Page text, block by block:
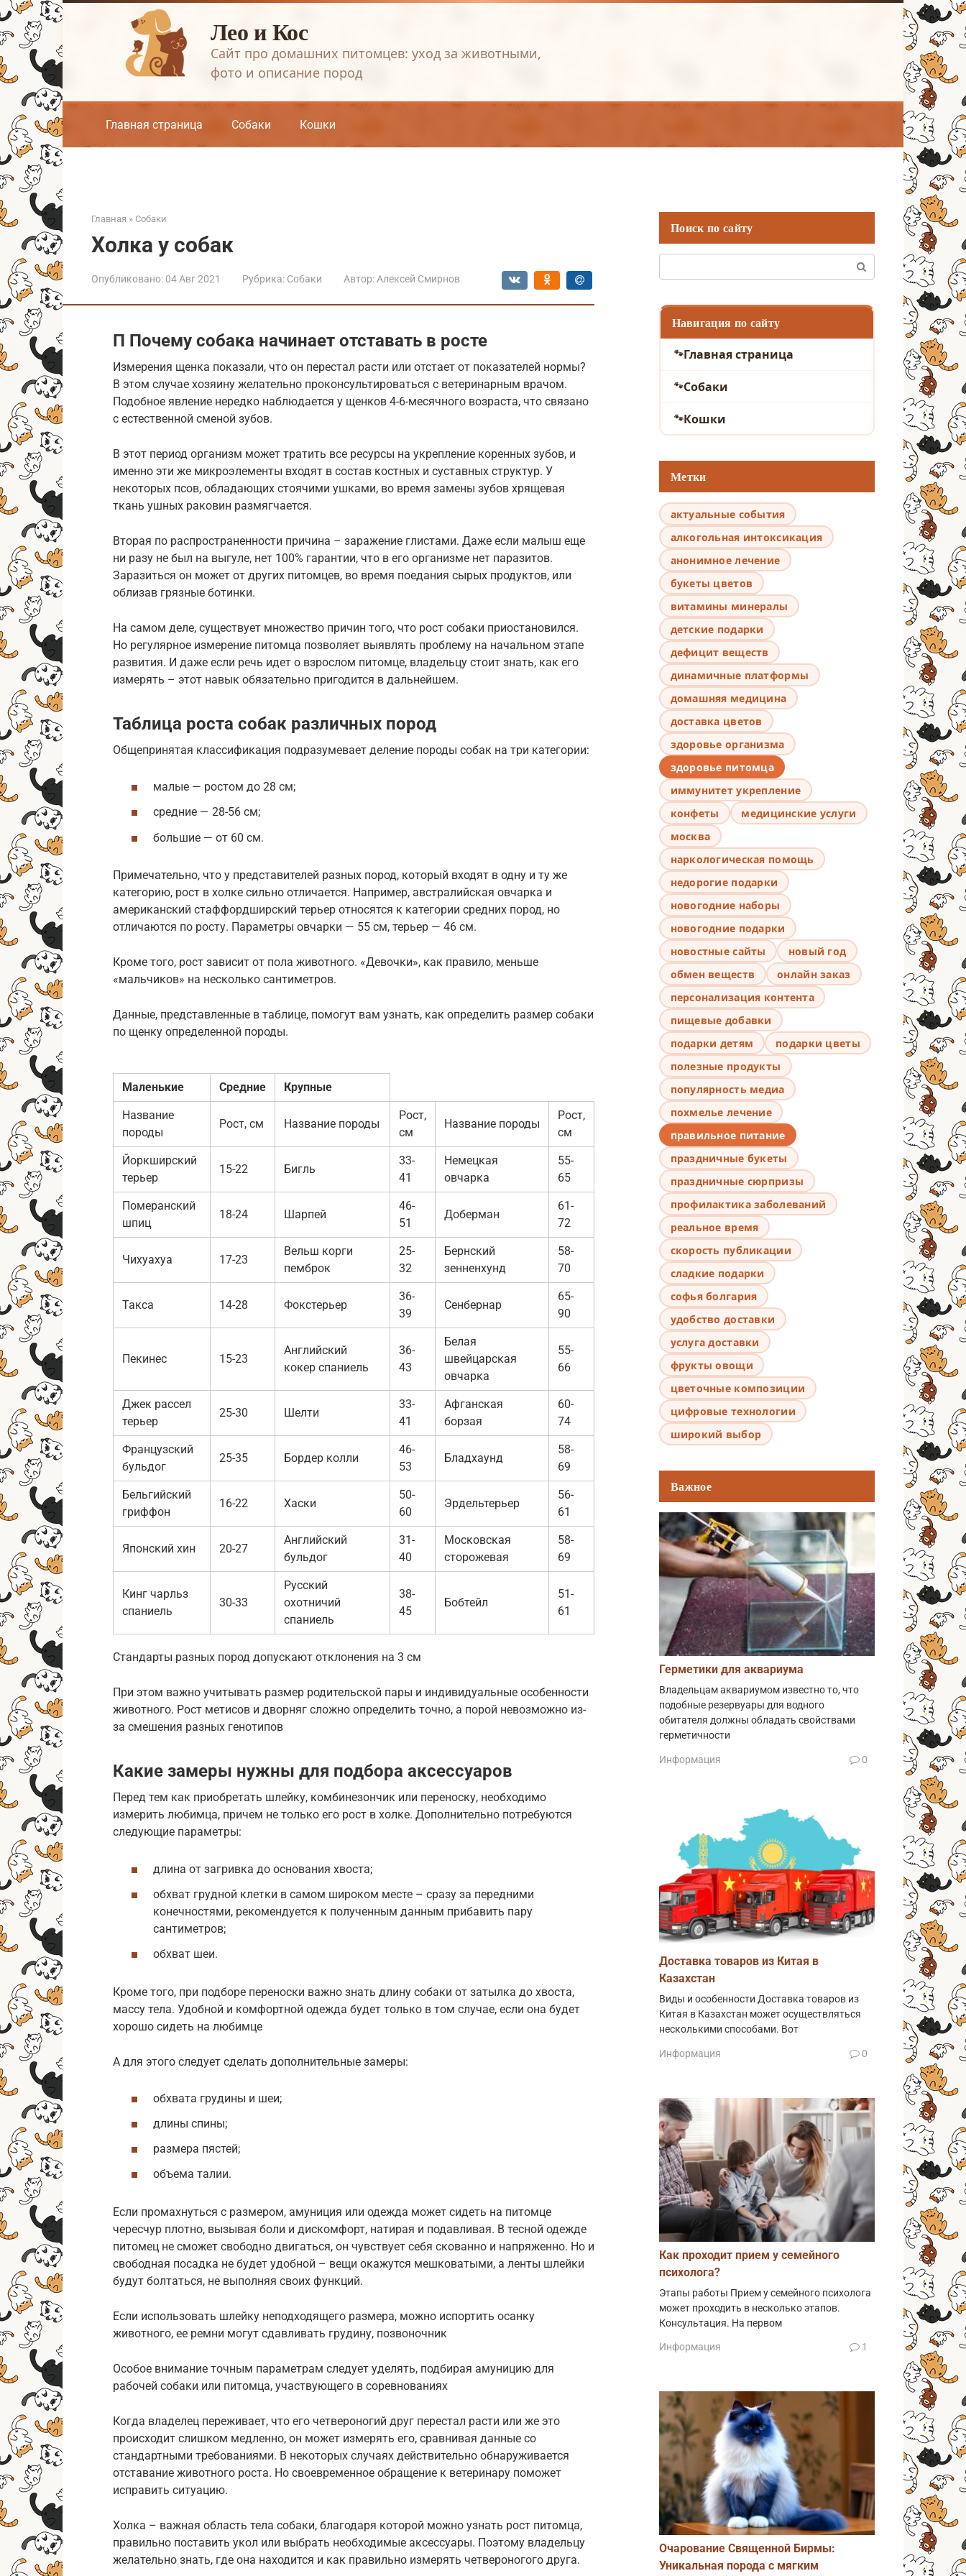
Перейти
к
контенту
Лео и Кос
Сайт про домашних питомцев: уход за животными,
фото и описание пород
Главная страница Собаки Кошки
Главная » Собаки
Холка у собак
Опубликовано: 04 Авг 2021 Рубрика: Собаки Автор: Алексей Смирнов
П Почему собака начинает отставать в росте
Измерения щенка показали, что он перестал расти или отстает от показателей нормы?
В этом случае хозяину желательно проконсультироваться с ветеринарным врачом.
Подобное явление нередко наблюдается у щенков 4-6-месячного возраста, что связано
с естественной сменой зубов.
В этот период организм может тратить все ресурсы на укрепление коренных зубов, и
именно эти же микроэлементы входят в состав костных и суставных структур. У
некоторых псов, обладающих стоячими ушками, во время замены зубов хрящевая
ткань ушных раковин размягчается.
Вторая по распространенности причина – заражение глистами. Даже если малыш еще
ни разу не был на выгуле, нет 100% гарантии, что в его организме нет паразитов.
Заразиться он может от других питомцев, во время поедания сырых продуктов, или
облизав грязные ботинки.
На самом деле, существует множество причин того, что рост собаки приостановился.
Но регулярное измерение питомца позволяет выявлять проблему на начальном этапе
развития. И даже если речь идет о взрослом питомце, владельцу стоит знать, как его
измерять – этот навык обязательно пригодится в дальнейшем.
Таблица роста собак различных пород
Общепринятая классификация подразумевает деление породы собак на три категории:
малые — ростом до 28 см;
средние — 28-56 см;
большие — от 60 см.
Примечательно, что у представителей разных пород, который входят в одну и ту же
категорию, рост в холке сильно отличается. Например, австралийская овчарка и
американский стаффордширский терьер относятся к категории средних пород, но
отличаются по росту. Параметры овчарки — 55 см, терьер — 46 см.
Кроме того, рост зависит от пола животного. «Девочки», как правило, меньше
«мальчиков» на несколько сантиметров.
Данные, представленные в таблице, помогут вам узнать, как определить размер собаки
по щенку определенной породы.
Маленькие Средние Крупные
Название
породы
Рост, см Название породы
Рост,
см
Название породы
Рост,
см
Йоркширский
терьер
15-22 Бигль
33-
41
Немецкая
овчарка
55-
65
Померанский
шпиц
18-24 Шарпей
46-
51
Доберман
61-
72
Чихуахуа 17-23
Вельш корги
пемброк
25-
32
Бернский
зенненхунд
58-
70
Такса 14-28 Фокстерьер
36-
39
Сенбернар
65-
90
Пекинес 15-23
Английский
кокер спаниель
36-
43
Белая
швейцарская
овчарка
55-
66
Джек рассел
терьер
25-30 Шелти
33-
41
Афганская
борзая
60-
74
Французский
бульдог
25-35 Бордер колли
46-
53
Бладхаунд
58-
69
Бельгийский
гриффон
16-22 Хаски
50-
60
Эрдельтерьер
56-
61
Японский хин 20-27
Английский
бульдог
31-
40
Московская
сторожевая
58-
69
Кинг чарльз
спаниель
30-33
Русский
охотничий
спаниель
38-
45
Бобтейл
51-
61
Стандарты разных пород допускают отклонения на 3 см
При этом важно учитывать размер родительской пары и индивидуальные особенности
животного. Рост метисов и дворняг сложно определить точно, а порой невозможно из-
за смешения разных генотипов
Какие замеры нужны для подбора аксессуаров
Перед тем как приобретать шлейку, комбинезончик или переноску, необходимо
измерить любимца, причем не только его рост в холке. Дополнительно потребуются
следующие параметры:
длина от загривка до основания хвоста;
обхват грудной клетки в самом широком месте – сразу за передними
конечностями, рекомендуется к полученным данным прибавить пару
сантиметров;
обхват шеи.
Кроме того, при подборе переноски важно знать длину собаки от затылка до хвоста,
массу тела. Удобной и комфортной одежда будет только в том случае, если она будет
хорошо сидеть на любимце
А для этого следует сделать дополнительные замеры:
обхвата грудины и шеи;
длины спины;
размера пястей;
объема талии.
Если промахнуться с размером, амуниция или одежда может сидеть на питомце
чересчур плотно, вызывая боли и дискомфорт, натирая и подавливая. В тесной одежде
питомец не сможет свободно двигаться, он чувствует себя скованно и напряженно. Но и
свободная посадка не будет удобной – вещи окажутся мешковатыми, а ленты шлейки
будут болтаться, не выполняя своих функций.
Если использовать шлейку неподходящего размера, можно испортить осанку
животного, ее ремни могут сдавливать грудину, позвоночник
Особое внимание точным параметрам следует уделять, подбирая амуницию для
рабочей собаки или питомца, участвующего в соревнованиях
Когда владелец переживает, что его четвероногий друг перестал расти или же это
происходит слишком медленно, он может измерять его, сравнивая данные со
стандартными требованиями. В некоторых случаях действительно обнаруживается
отставание животного роста. Но своевременное обращение к ветеринару поможет
исправить ситуацию.
Холка – важная область тела собаки, благодаря которой можно узнать рост питомца,
правильно поставить укол или выбрать необходимые аксессуары. Поэтому владельцу
желательно знать, где она находится и как правильно измерять четвероногого друга.
Поиск по сайту
Навигация по сайту
Главная страница
Собаки
Кошки
Метки
актуальные события
алкогольная интоксикация
анонимное лечение
букеты цветов
витамины минералы
детские подарки
дефицит веществ
динамичные платформы
домашняя медицина
доставка цветов
здоровье организма
здоровье питомца
иммунитет укрепление
конфеты
медицинские услуги
москва
наркологическая помощь
недорогие подарки
новогодние наборы
новогодние подарки
новостные сайты
новый год
обмен веществ
онлайн заказ
персонализация контента
пищевые добавки
подарки детям
подарки цветы
полезные продукты
популярность медиа
похмелье лечение
правильное питание
праздничные букеты
праздничные сюрпризы
профилактика заболеваний
реальное время
скорость публикации
сладкие подарки
софья болгария
удобство доставки
услуга доставки
фрукты овощи
цветочные композиции
цифровые технологии
широкий выбор
Важное
Герметики для аквариума
Владельцам аквариумом известно то, что
подобные резервуары для водного
обитателя должны обладать свойствами
герметичности
Информация 0
Доставка товаров из Китая в
Казахстан
Виды и особенности Доставка товаров из
Китая в Казахстан может осуществляться
несколькими способами. Вот
Информация 0
Как проходит прием у семейного
психолога?
Этапы работы Прием у семейного психолога
может проходить в несколько этапов.
Консультация. На первом
Информация 1
Очарование Священной Бирмы:
Уникальная порода с мягким